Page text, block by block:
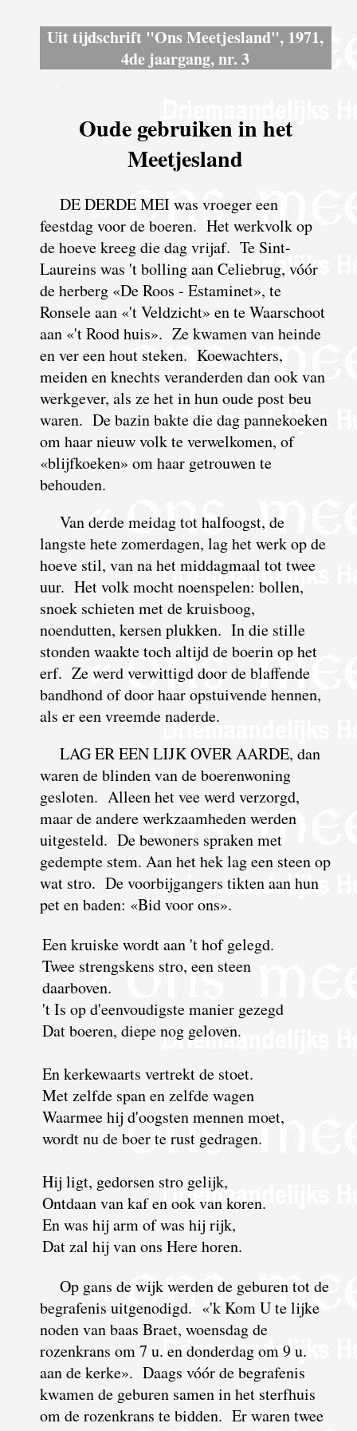
Uit tijdschrift "Ons Meetjesland", 1971,
4de jaargang, nr. 3
Oude gebruiken in het
Meetjesland
DE DERDE MEI was vroeger een
feestdag voor de boeren. Het werkvolk op
de hoeve kreeg die dag vrijaf. Te Sint-
Laureins was 't bolling aan Celiebrug, vóór
de herberg «De Roos - Estaminet», te
Ronsele aan «'t Veldzicht» en te Waarschoot
aan «'t Rood huis». Ze kwamen van heinde
en ver een hout steken. Koewachters,
meiden en knechts veranderden dan ook van
werkgever, als ze het in hun oude post beu
waren. De bazin bakte die dag panne­koeken
om haar nieuw volk te verwel­komen, of
«blijf­koeken» om haar getrouwen te
behouden.
Van derde meidag tot halfoogst, de
langste hete zomerdagen, lag het werk op de
hoeve stil, van na het middagmaal tot twee
uur. Het volk mocht noenspelen: bollen,
snoek schieten met de kruisboog,
noendutten, kersen plukken. In die stille
stonden waakte toch altijd de boerin op het
erf. Ze werd verwittigd door de blaffende
bandhond of door haar opstuivende hennen,
als er een vreemde naderde.
LAG ER EEN LIJK OVER AARDE, dan
waren de blinden van de boerenwoning
gesloten. Alleen het vee werd verzorgd,
maar de andere werkzaamheden werden
uitgesteld. De bewoners spraken met
gedempte stem. Aan het hek lag een steen op
wat stro. De voorbijgangers tikten aan hun
pet en baden: «Bid voor ons».
Een kruiske wordt aan 't hof gelegd.
Twee strengskens stro, een steen
daarboven.
't Is op d'eenvoudigste manier gezegd
Dat boeren, diepe nog geloven.
En kerkewaarts vertrekt de stoet.
Met zelfde span en zelfde wagen
Waarmee hij d'oogsten mennen moet,
wordt nu de boer te rust gedragen.
Hij ligt, gedorsen stro gelijk,
Ontdaan van kaf en ook van koren.
En was hij arm of was hij rijk,
Dat zal hij van ons Here horen.
Op gans de wijk werden de geburen tot de
begrafenis uitgenodigd. «'k Kom U te lijke
noden van baas Braet, woensdag de
rozenkrans om 7 u. en donderdag om 9 u.
aan de kerke». Daags vóór de begrafenis
kwamen de geburen samen in het sterfhuis
om de rozenkrans te bidden. Er waren twee